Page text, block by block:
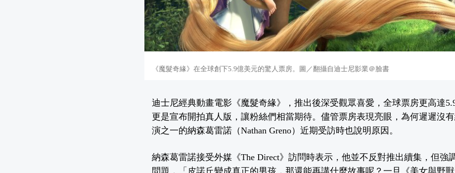
《魔髮奇緣》在全球創下5.9億美元的驚人票房。圖／翻攝自迪士尼影業＠臉書
迪士尼經典動畫電影《魔髮奇緣》，推出後深受觀眾喜愛，全球票房更高達
更是宣布開拍真人版，讓粉絲們相當期待。儘管票房表現亮眼，為何遲遲沒
演之一的納森葛雷諾（Nathan Greno）近期受訪時也說明原因。
納森葛雷諾接受外媒《The Direct》訪問時表示，他並不反對推出續集，但強
問題，「皮諾丘變成真正的男孩，那還能再講什麼故事呢？一旦《美女與野